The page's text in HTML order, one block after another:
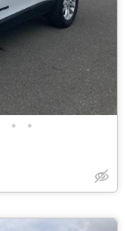
• •